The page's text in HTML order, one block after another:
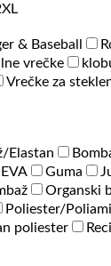
& Baseball
vrečke
Vrečke za
Elastan
EVA Guma
Organski
Poliester/
poliester